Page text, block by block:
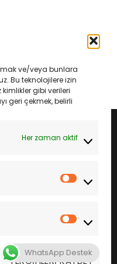
ve/veya bunlara
Bu teknolojilere izin
gibi verileri
geri çekmek, belirli
Her zaman aktif
İstatistik
TERCIHLERI KAYDET
02-07 Champion
Hava Filtresi
fiyat:
₺600.00.
andaki
fiyat:
₺570.00.
WhatsApp Destek